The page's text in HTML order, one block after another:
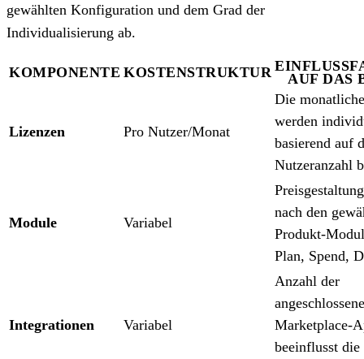
gewählten Konfiguration und dem Grad der
Individualisierung ab.
KOMPONENTE KOSTENSTRUKTUR
AUF DAS
Lizenzen Pro Nutzer/Monat
Die
werden
basierend auf
Nutzeranzahl
Module Variabel
nach den
Produkt-
Plan, Spend,
Integrationen Variabel
Anzahl der
Marketplace-
beeinflusst die